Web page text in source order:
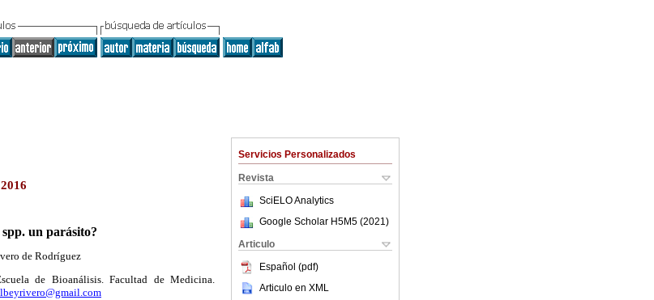
Servicios Personalizados
Revista
SciELO Analytics
Google Scholar H5M5 (2021 )
Articulo
Español (pdf)
Articulo en XML
spp. un parásito?
de Rodríguez
de Bioanálisis. Facultad de Medicina.